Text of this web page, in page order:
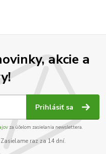
akcie a
Prihlásiť sa
za účelom zasielania newslettera.
Zasielame raz za 14 dní.